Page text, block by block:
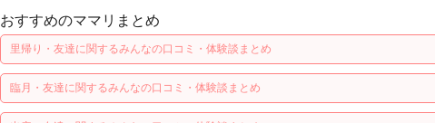
おすすめのママリまとめ
里帰り・友達に関するみんなの口コミ・体験談まとめ
臨月・友達に関するみんなの口コミ・体験談まとめ